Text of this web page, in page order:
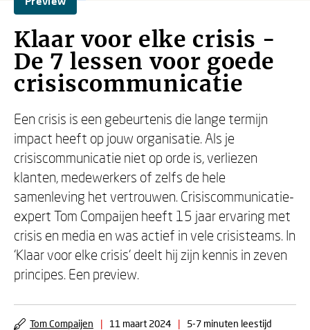
Klaar voor elke crisis -
De 7 lessen voor goede
crisiscommunicatie
Een crisis is een gebeurtenis die lange termijn
impact heeft op jouw organisatie. Als je
crisiscommunicatie niet op orde is, verliezen
klanten, medewerkers of zelfs de hele
samenleving het vertrouwen. Crisiscommunicatie-
expert Tom Compaijen heeft 15 jaar ervaring met
crisis en media en was actief in vele crisisteams. In
‘Klaar voor elke crisis’ deelt hij zijn kennis in zeven
principes. Een preview.
Tom Compaijen | 11 maart 2024 | 5-7 minuten leestijd